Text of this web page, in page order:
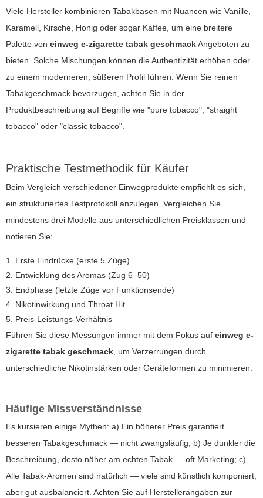
Viele Hersteller kombinieren Tabakbasen mit Nuancen wie Vanille,
Karamell, Kirsche, Honig oder sogar Kaffee, um eine breitere
Palette von einweg e-zigarette tabak geschmackAngeboten zu
bieten. Solche Mischungen können die Authentizität erhöhen oder
zu einem moderneren, süßeren Profil führen. Wenn Sie reinen
Tabakgeschmack bevorzugen, achten Sie in der
Produktbeschreibung auf Begriffe wie "pure tobacco", "straight
tobacco" oder "classic tobacco".
Praktische Testmethodik für Käufer
Beim Vergleich verschiedener Einwegprodukte empfiehlt es sich,
ein strukturiertes Testprotokoll anzulegen. Vergleichen Sie
mindestens drei Modelle aus unterschiedlichen Preisklassen und
notieren Sie:
1. Erste Eindrücke (erste 5 Züge)
2. Entwicklung des Aromas (Zug 6–50)
3. Endphase (letzte Züge vor Funktionsende)
4. Nikotinwirkung und Throat Hit
5. Preis-Leistungs-Verhältnis
Führen Sie diese Messungen immer mit dem Fokus auf einweg e-
zigarette tabak geschmack, um Verzerrungen durch
unterschiedliche Nikotinstärken oder Geräteformen zu minimieren.
Häufige Missverständnisse
Es kursieren einige Mythen: a) Ein höherer Preis garantiert
besseren Tabakgeschmack — nicht zwangsläufig; b) Je dunkler die
Beschreibung, desto näher am echten Tabak — oft Marketing; c)
Alle Tabak-Aromen sind natürlich — viele sind künstlich komponiert,
aber gut ausbalanciert. Achten Sie auf Herstellerangaben zur